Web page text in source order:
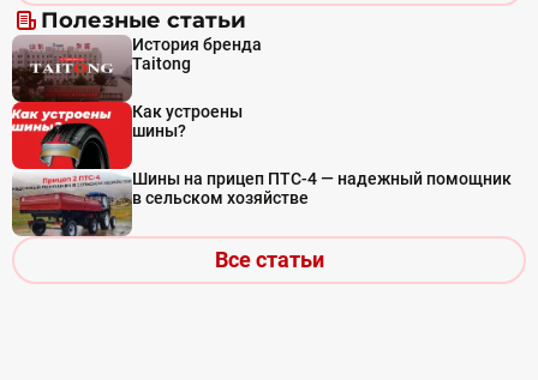
Полезные статьи
История бренда
Taitong
Как устроены
шины?
Шины на прицеп ПТС-4 — надежный помощник
в сельском хозяйстве
Все статьи